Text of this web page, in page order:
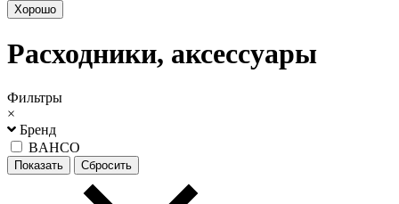
Хорошо
Расходники, аксессуары
Фильтры
×
Бренд
BAHCO